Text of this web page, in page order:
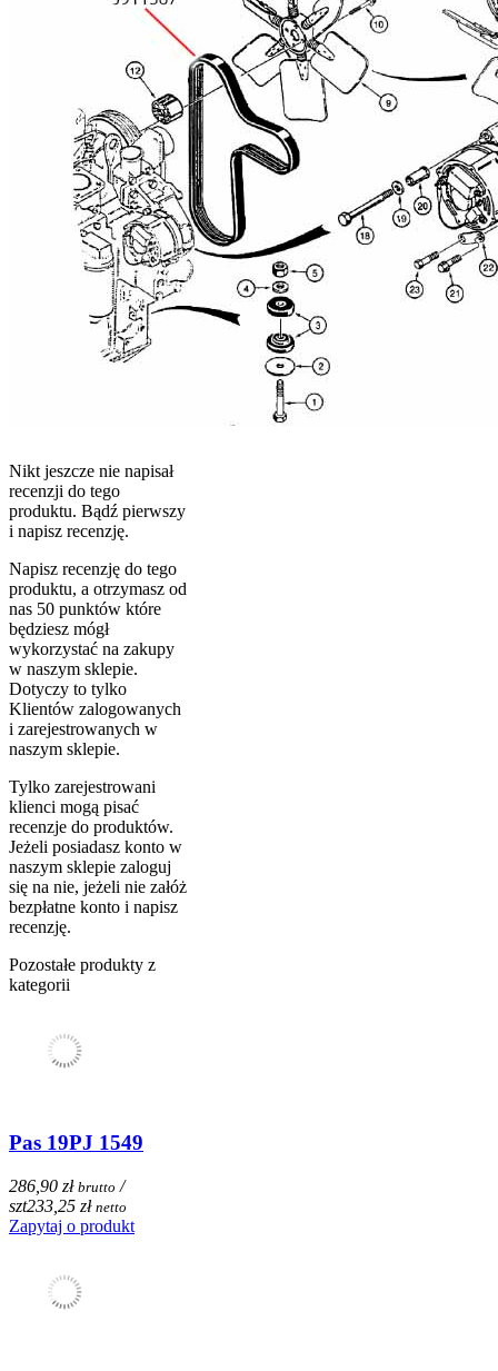
Nikt jeszcze nie napisał
recenzji do tego
produktu. Bądź pierwszy
i napisz recenzję.
Napisz recenzję do tego
produktu, a otrzymasz od
nas 50 punktów które
będziesz mógł
wykorzystać na zakupy
w naszym sklepie.
Dotyczy to tylko
Klientów zalogowanych
i zarejestrowanych w
naszym sklepie.
Tylko zarejestrowani
klienci mogą pisać
recenzje do produktów.
Jeżeli posiadasz konto w
naszym sklepie zaloguj
się na nie, jeżeli nie załóż
bezpłatne konto i napisz
recenzję.
Pozostałe produkty z
kategorii
Pas 19PJ 1549
286,90 zł brutto /
szt233,25 zł netto
Zapytaj o produkt